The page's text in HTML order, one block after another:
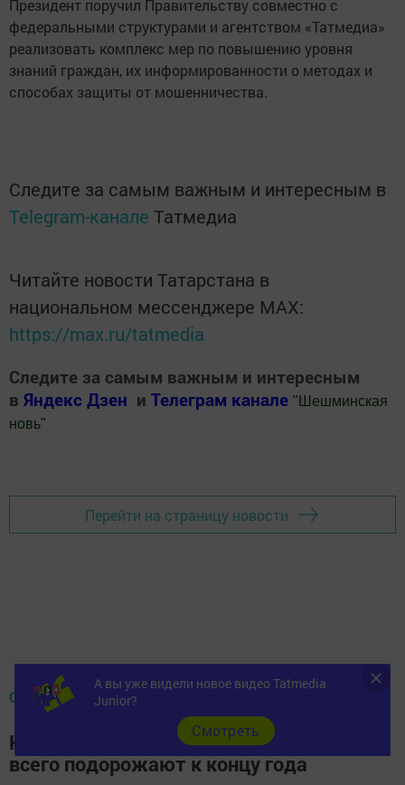
Президент поручил Правительству совместно с
федеральными структурами и агентством «Татмедиа»
реализовать комплекс мер по повышению уровня
знаний граждан, их информированности о методах и
способах защиты от мошенничества.
Следите за самым важным и интересным в
Telegram-канале Татмедиа
Читайте новости Татарстана в
национальном мессенджере MАХ:
https://max.ru/tatmedia
Следите за самым важным и интересным
в Яндекс Дзен и Телеграм канале " Шешминская
новь"
Перейти на страницу новости
ОБЩЕСТВО
Названы продукты, которые сильнее
всего подорожают к концу года
А вы уже видели новое видео Tatmedia
Junior?
Cмотреть